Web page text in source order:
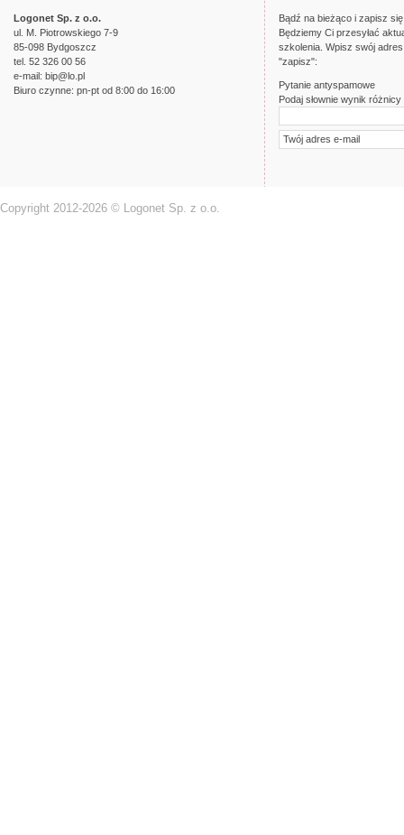
Logonet Sp. z o.o.
ul. M. Piotrowskiego 7-9
85-098 Bydgoszcz
tel. 52 326 00 56
e-mail: bip@lo.pl
Biuro czynne: pn-pt od 8:00 do 16:00
Bądź na bieżąco i zapisz
Będziemy Ci przesyłać
szkolenia. Wpisz swój
"zapisz":
Pytanie antyspamowe
Podaj słownie wynik
Copyright 2012-2026 © Logonet Sp. z o.o.